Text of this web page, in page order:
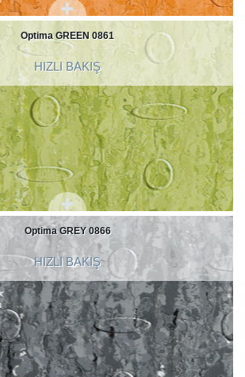
Optima GREEN 0861
HIZLI BAKIŞ
Optima GREY 0866
HIZLI BAKIŞ